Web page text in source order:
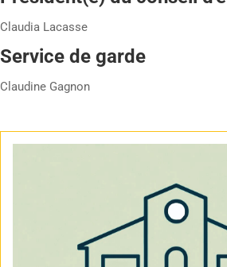
Claudia Lacasse
Service de garde
Claudine Gagnon